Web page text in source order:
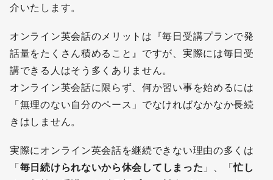
介いたします。
オンライン英会話のメリットは『毎日受講プランで発
話量をたくさん積めること』ですが、実際には毎日受
講できる人はそう多くありません。
オンライン英会話に限らず、何か習い事を始めるには
「無理のない自分のペース」でなければなかなか長続
きはしません。
実際にオンライン英会話を継続できない理由の多くは
「毎日続けられないから休会してしまった 」、「忙し